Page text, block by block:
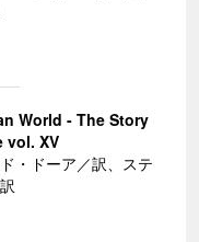
World - The Story
vol. XV
・ドーア／訳、ステ